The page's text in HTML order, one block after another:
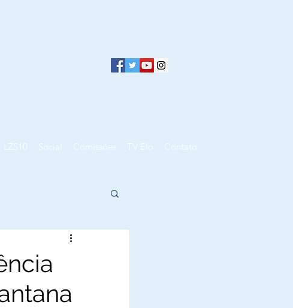
LZS10 Social Comissões TV Elo Contato